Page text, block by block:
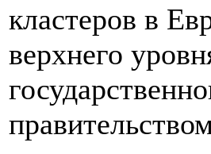
кластеров в
верхнего